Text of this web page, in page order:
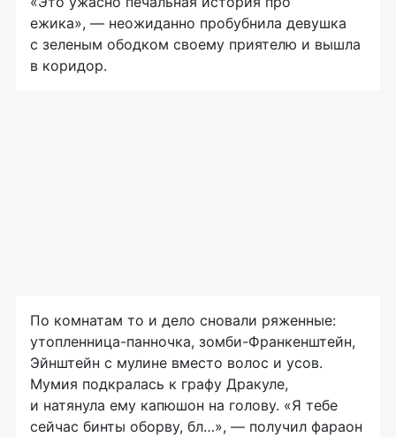
ежика», — неожиданно пробубнила девушка
с зеленым ободком своему приятелю и вышла
в коридор.
По комнатам то и дело сновали ряженные:
утопленница-панночка, зомби-Франкенштейн,
Эйнштейн с мулине вместо волос и усов.
Мумия подкралась к графу Дракуле,
и натянула ему капюшон на голову. «Я тебе
сейчас бинты оборву, бл…», — получил фараон